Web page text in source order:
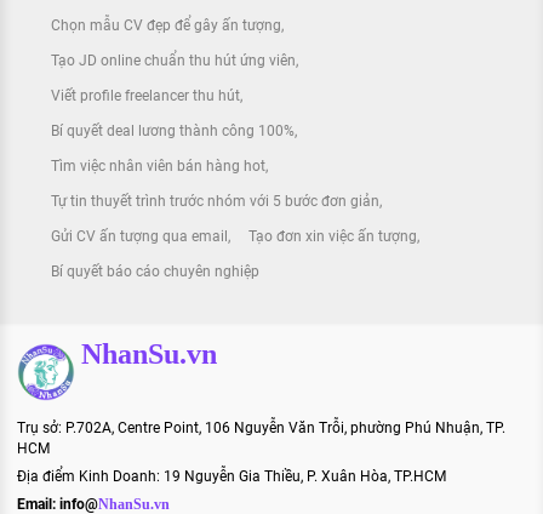
Chọn mẫu CV đẹp để gây ấn tượng
Tạo JD online chuẩn thu hút ứng viên
Viết profile freelancer thu hút
Bí quyết deal lương thành công 100%
Tìm việc nhân viên bán hàng hot
Tự tin thuyết trình trước nhóm với 5 bước đơn giản
Gửi CV ấn tượng qua email Tạo đơn xin việc ấn tượng
Bí quyết báo cáo chuyên nghiệp
NhanSu.vn
Trụ sở: P.702A, Centre Point, 106 Nguyễn Văn Trỗi, phường Phú Nhuận, TP.
HCM
Địa điểm Kinh Doanh: 19 Nguyễn Gia Thiều, P. Xuân Hòa, TP.HCM
Email: info@NhanSu.vn